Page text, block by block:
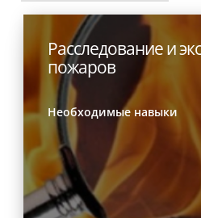
Расследование и
пожаров
Необходимые навыки